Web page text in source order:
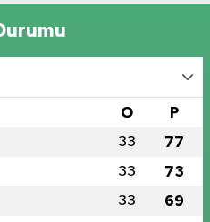
O P
33 77
33 73
33 69